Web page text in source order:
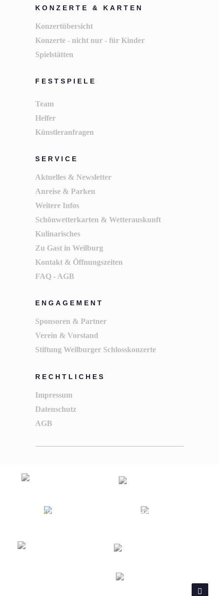
KONZERTE & KARTEN
Konzertübersicht
Konzerte - nicht nur - für Kinder
Spielstätten
FESTSPIELE
Team
Helfer
Künstleranfragen
SERVICE
Aktuelles & Newsletter
Anreise & Parken
Weitere Infos
Schönwetterkarten & Wetterauskunft
Kulinarisches
Zu Gast in Weilburg
Kontakt & Öffnungszeiten
FAQ - AGB
ENGAGEMENT
Sponsoren & Partner
Verein & Vorstand
Stiftung Weilburger Schlosskonzerte
RECHTLICHES
Impressum
Datenschutz
AGB